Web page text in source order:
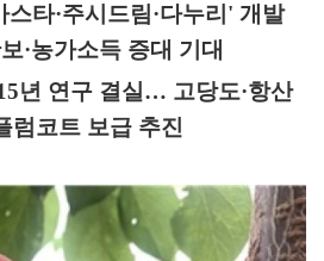
스타·주시드림 ·다누리 ' 개발
·농가소득 증대 기대
년 연구 결실 … 고당도·항산
럼코트 보급 추진